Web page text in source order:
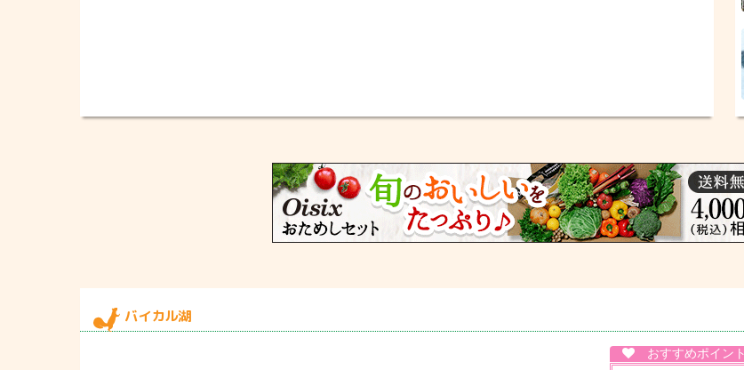
バイカル湖